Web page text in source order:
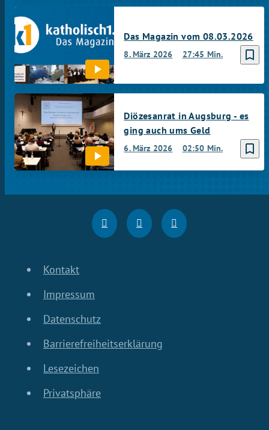
bookmark_border
8. März 2026 27:45 Min.
Das Magazin vom 08.03.2026
bookmark_border
6. März 2026 02:50 Min.
Diözesanrat in Augsburg - es
ging auch ums Geld
Kontakt
Impressum
Datenschutz
Barrierefreiheitserklärung
Lesezeichen
Privatsphäre